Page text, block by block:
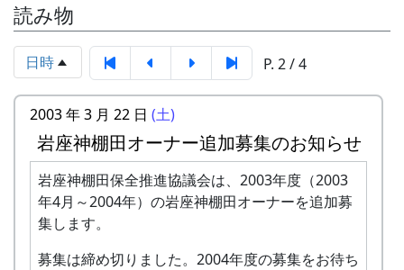
読み物
日時 P. 2 / 4
2003 年 3 月 22 日 (土)
岩座神棚田オーナー追加募集のお知らせ
岩座神棚田保全推進協議会は、2003年度（2003
年4月～2004年）の岩座神棚田オーナーを追加募
集します。
募集は締め切りました。2004年度の募集をお待ち